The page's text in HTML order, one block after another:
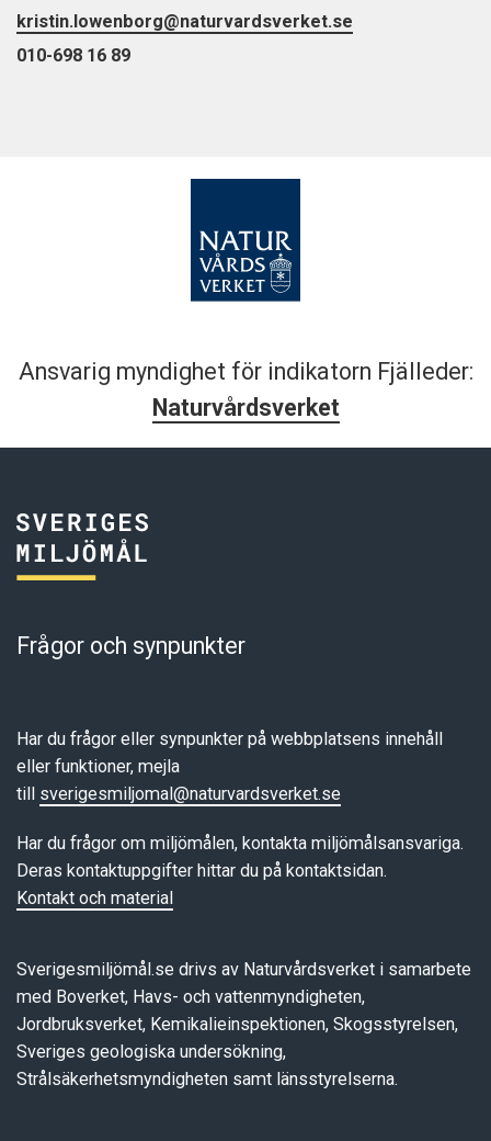
kristin.lowenborg@naturvardsverket.se
010-698 16 89
Ansvarig myndighet för indikatorn Fjälleder:
Naturvårdsverket
Frågor och synpunkter
Har du frågor eller synpunkter på webbplatsens innehåll
eller funktioner, mejla
till sverigesmiljomal@naturvardsverket.se
Har du frågor om miljömålen, kontakta miljömålsansvariga.
Deras kontaktuppgifter hittar du på kontaktsidan.
Kontakt och material
Sverigesmiljömål.se drivs av Naturvårdsverket i samarbete
med Boverket, Havs- och vattenmyndigheten,
Jordbruksverket, Kemikalieinspektionen, Skogsstyrelsen,
Sveriges geologiska undersökning,
Strålsäkerhetsmyndigheten samt länsstyrelserna.